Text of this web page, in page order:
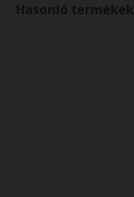
Hasonló termékek